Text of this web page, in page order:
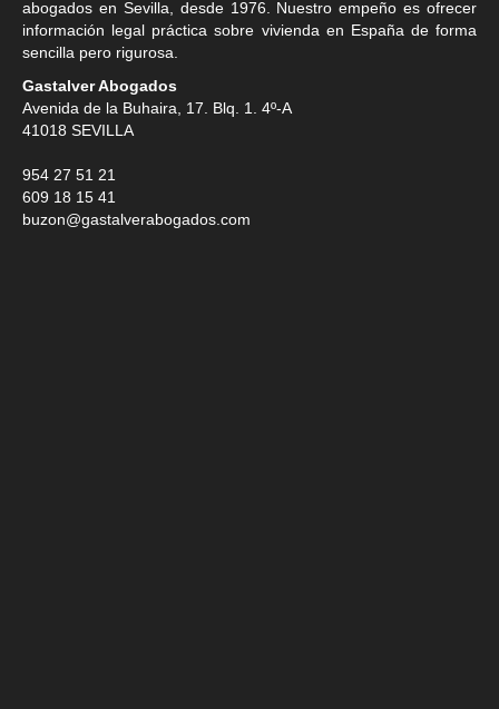
abogados en Sevilla , desde 1976. Nuestro empeño es ofrecer
información legal práctica sobre vivienda en España de forma
sencilla pero rigurosa.
Gastalver Abogados
Avenida de la Buhaira, 17. Blq. 1. 4º-A
41018 SEVILLA
954 27 51 21
609 18 15 41
buzon@gastalverabogados.com